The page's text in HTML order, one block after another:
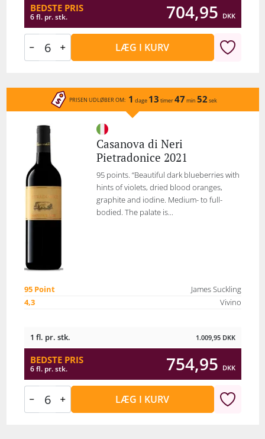
BEDSTE PRIS
6 fl. pr. stk. 704,95 DKK
LÆG I KURV
PRISEN UDLØBER OM: 1 dage 13 timer47 min 52 sek
Casanova di Neri
Pietradonice 2021
95 points. “Beautiful dark blueberries with
hints of violets, dried blood oranges,
graphite and iodine. Medium- to full-
bodied. The palate is...
95 Point
James Suckling
4,3
Vivino
1 fl. pr. stk. 1.009,95 DKK
BEDSTE PRIS
6 fl. pr. stk. 754,95 DKK
LÆG I KURV